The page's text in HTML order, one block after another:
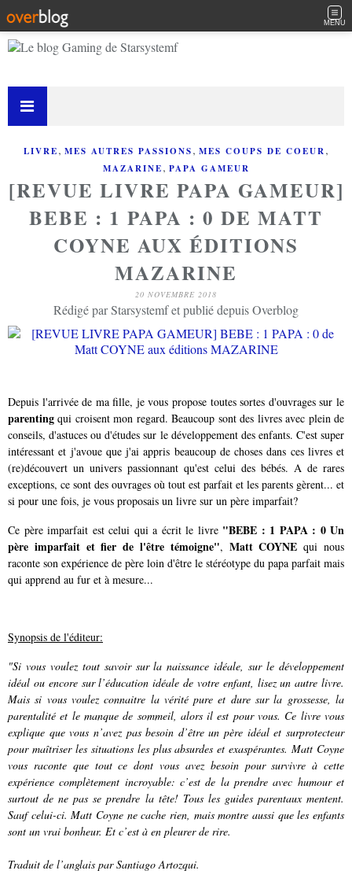
MENU
LIVRE, MES AUTRES PASSIONS, MES COUPS DE COEUR,
MAZARINE, PAPA GAMEUR
[REVUE LIVRE PAPA GAMEUR]
BEBE : 1 PAPA : 0 DE MATT
COYNE AUX ÉDITIONS
MAZARINE
20 NOVEMBRE 2018
Rédigé par Starsystemf et publié depuis Overblog
Depuis l'arrivée de ma fille, je vous propose toutes sortes d'ouvrages sur le
parenting qui croisent mon regard. Beaucoup sont des livres avec plein de
conseils, d'astuces ou d'études sur le développement des enfants. C'est super
intéressant et j'avoue que j'ai appris beaucoup de choses dans ces livres et
(re)découvert un univers passionnant qu'est celui des bébés. A de rares
exceptions, ce sont des ouvrages où tout est parfait et les parents gèrent... et
si pour une fois, je vous proposais un livre sur un père imparfait?
Ce père imparfait est celui qui a écrit le livre "BEBE : 1 PAPA : 0 Un
père imparfait et fier de l'être témoigne", Matt COYNE qui nous
raconte son expérience de père loin d'être le stéréotype du papa parfait mais
qui apprend au fur et à mesure...
Synopsis de l'éditeur:
"Si vous voulez tout savoir sur la naissance idéale, sur le développement
idéal ou encore sur l’éducation idéale de votre enfant, lisez un autre livre.
Mais si vous voulez connaitre la vérité pure et dure sur la grossesse, la
parentalité et le manque de sommeil, alors il est pour vous. Ce livre vous
explique que vous n’avez pas besoin d’être un père idéal et surprotecteur
pour maîtriser les situations les plus absurdes et exaspérantes. Matt Coyne
vous raconte que tout ce dont vous avez besoin pour survivre à cette
expérience complètement incroyable: c’est de la prendre avec humour et
surtout de ne pas se prendre la tête! Tous les guides parentaux mentent.
Sauf celui-ci. Matt Coyne ne cache rien, mais montre aussi que les enfants
sont un vrai bonheur. Et c’est à en pleurer de rire.
Traduit de l’anglais par Santiago Artozqui.